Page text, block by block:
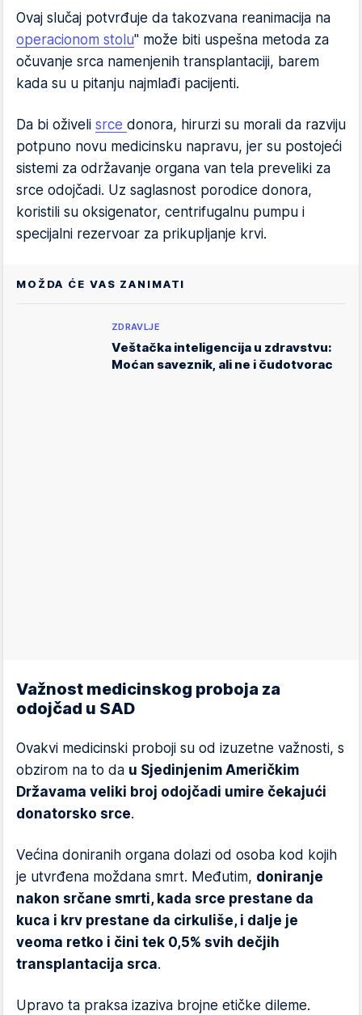
Ovaj slučaj potvrđuje da takozvana reanimacija na
operacionom stolu" može biti uspešna metoda za
očuvanje srca namenjenih transplantaciji, barem
kada su u pitanju najmlađi pacijenti.
Da bi oživeli srce donora, hirurzi su morali da razviju
potpuno novu medicinsku napravu, jer su postojeći
sistemi za održavanje organa van tela preveliki za
srce odojčadi. Uz saglasnost porodice donora,
koristili su oksigenator, centrifugalnu pumpu i
specijalni rezervoar za prikupljanje krvi.
MOŽDA ĆE VAS ZANIMATI
ZDRAVLJE
Veštačka inteligencija u zdravstvu:
Moćan saveznik, ali ne i čudotvorac
Važnost medicinskog proboja za
odojčad u SAD
Ovakvi medicinski proboji su od izuzetne važnosti, s
obzirom na to da u Sjedinjenim Američkim
Državama veliki broj odojčadi umire čekajući
donatorsko srce.
Većina doniranih organa dolazi od osoba kod kojih
je utvrđena moždana smrt. Međutim, doniranje
nakon srčane smrti, kada srce prestane da
kuca i krv prestane da cirkuliše, i dalje je
veoma retko i čini tek 0,5% svih dečjih
transplantacija srca.
Upravo ta praksa izaziva brojne etičke dileme.